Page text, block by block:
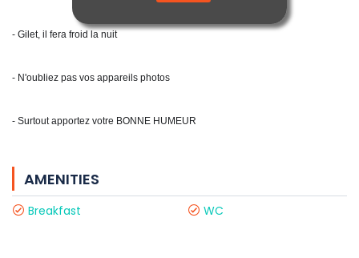
- Gilet, il fera froid la nuit
- N'oubliez pas vos appareils photos
- Surtout apportez votre BONNE HUMEUR
AMENITIES
Breakfast WC